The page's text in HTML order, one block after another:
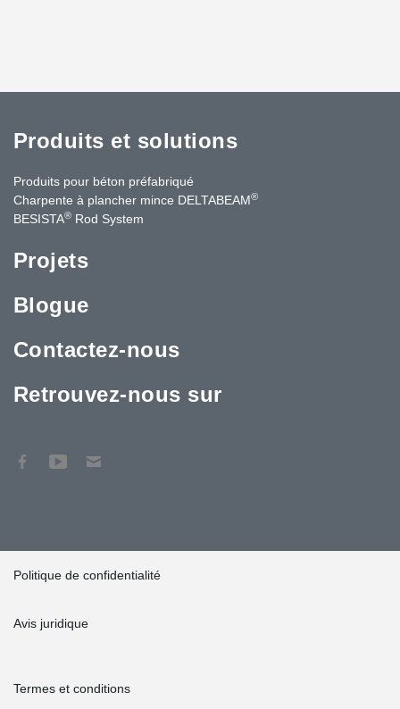
Produits et solutions
Produits pour béton préfabriqué
Charpente à plancher mince DELTABEAM®
BESISTA® Rod System
Projets
Blogue
Contactez-nous
Retrouvez-nous sur
Politique de confidentialité
Avis juridique
Termes et conditions